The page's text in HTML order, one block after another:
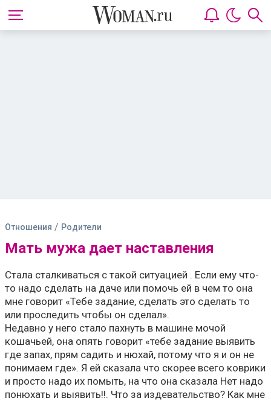
Отношения / Родители
Мать мужа дает наставления
Стала сталкиваться с такой ситуацией . Если ему что-
то надо сделать на даче или помочь ей в чем то она
мне говорит «Тебе задание, сделать это сделать то
или проследить чтобы он сделал».
Недавно у него стало пахнуть в машине мочой
кошачьей, она опять говорит «тебе задание выявить
где запах, прям садить и нюхай, потому что я и он не
понимаем где». Я ей сказала что скорее всего коврики
и просто надо их помыть, на что она сказала Нет надо
понюхать и выявить!!. Что за издевательство? Как мне